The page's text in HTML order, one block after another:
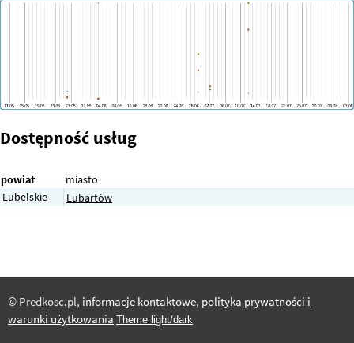
Dostępność usług
powiat
miasto
Lubelskie
Lubartów
© Predkosc.pl, informacje kontaktowe, polityka prywatności i
warunki użytkowania Theme light/dark